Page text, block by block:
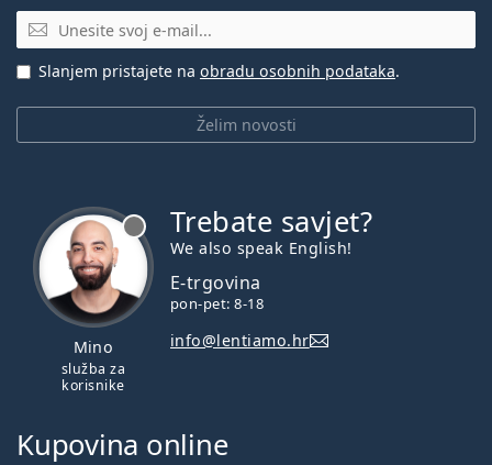
E-mail
Želim novosti
Slanjem pristajete na obradu osobnih podataka.
Mino
služba za
korisnike
Trebate savjet?
We also speak English!
E-trgovina
pon-pet: 8-18
info@lentiamo.hr
Kupovina online